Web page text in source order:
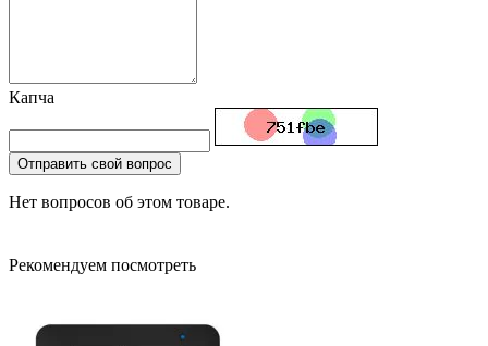
Капча
Отправить свой вопрос
Нет вопросов об этом товаре.
Рекомендуем посмотреть